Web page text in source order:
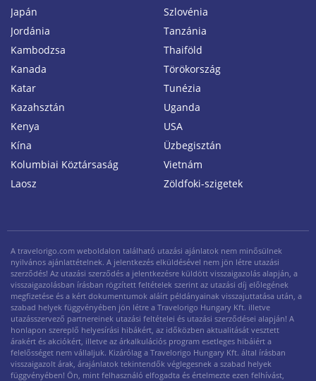
Japán
Jordánia
Kambodzsa
Kanada
Katar
Kazahsztán
Kenya
Kína
Kolumbiai Köztársaság
Laosz
Szlovénia
Tanzánia
Thaiföld
Törökország
Tunézia
Uganda
USA
Üzbegisztán
Vietnám
Zöldfoki-szigetek
A travelorigo.com weboldalon található utazási ajánlatok nem minősülnek
nyilvános ajánlattételnek. A jelentkezés elküldésével nem jön létre utazási
szerződés! Az utazási szerződés a jelentkezésre küldött visszaigazolás alapján, a
visszaigazolásban írásban rögzített feltételek szerint az utazási díj előlegének
megfizetése és a kért dokumentumok aláírt példányainak visszajuttatása után, a
szabad helyek függvényében jön létre a Travelorigo Hungary Kft. illetve
utazásszervező partnereinek utazási feltételei és utazási szerződései alapján! A
honlapon szereplő helyesírási hibákért, az időközben aktualitását vesztett
árakért és akciókért, illetve az árkalkulációs program esetleges hibáiért a
felelősséget nem vállaljuk. Kizárólag a Travelorigo Hungary Kft. által írásban
visszaigazolt árak, árajánlatok tekintendők véglegesnek a szabad helyek
függvényében! Ön, mint felhasználó elfogadta és értelmezte ezen felhívást,